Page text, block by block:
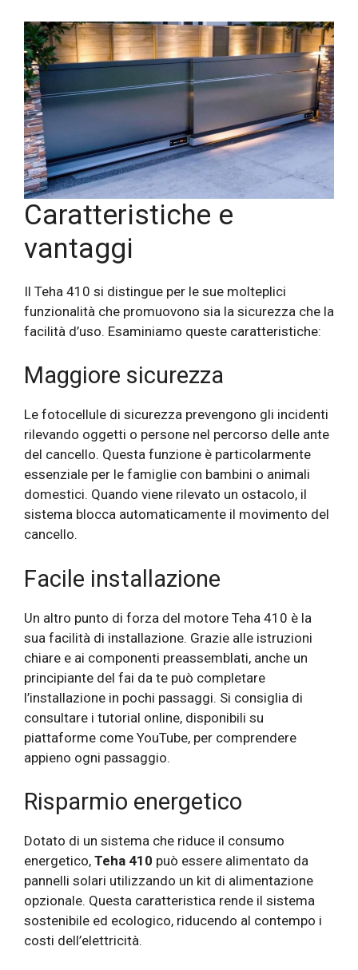
Caratteristiche e
vantaggi
Il Teha 410 si distingue per le sue molteplici
funzionalità che promuovono sia la sicurezza che la
facilità d’uso. Esaminiamo queste caratteristiche:
Maggiore sicurezza
Le fotocellule di sicurezza prevengono gli incidenti
rilevando oggetti o persone nel percorso delle ante
del cancello. Questa funzione è particolarmente
essenziale per le famiglie con bambini o animali
domestici. Quando viene rilevato un ostacolo, il
sistema blocca automaticamente il movimento del
cancello.
Facile installazione
Un altro punto di forza del motore Teha 410 è la
sua facilità di installazione. Grazie alle istruzioni
chiare e ai componenti preassemblati, anche un
principiante del fai da te può completare
l’installazione in pochi passaggi. Si consiglia di
consultare i tutorial online, disponibili su
piattaforme come YouTube, per comprendere
appieno ogni passaggio.
Risparmio energetico
Dotato di un sistema che riduce il consumo
energetico, Teha 410 può essere alimentato da
pannelli solari utilizzando un kit di alimentazione
opzionale. Questa caratteristica rende il sistema
sostenibile ed ecologico, riducendo al contempo i
costi dell’elettricità.